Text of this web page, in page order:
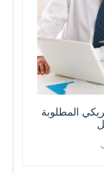
المطلوبة